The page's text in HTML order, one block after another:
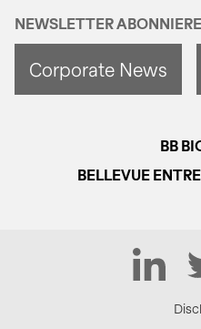
NEWSLETTER
Corporate News
BB
BELLEVUE
LinkedIn